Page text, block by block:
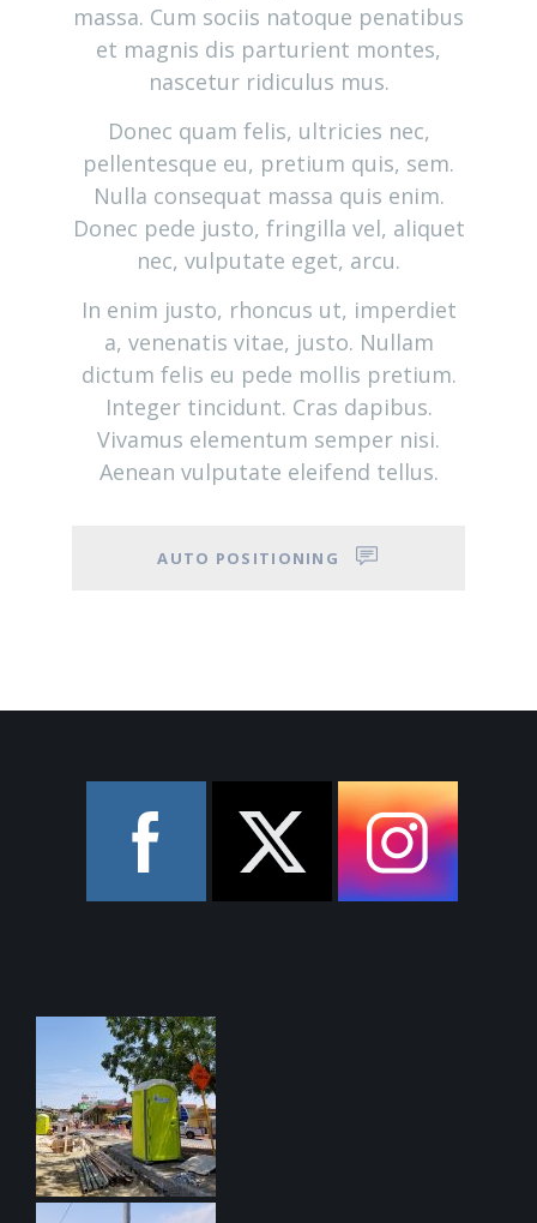
massa. Cum sociis natoque penatibus
et magnis dis parturient montes,
nascetur ridiculus mus.
Donec quam felis, ultricies nec,
pellentesque eu, pretium quis, sem.
Nulla consequat massa quis enim.
Donec pede justo, fringilla vel, aliquet
nec, vulputate eget, arcu.
In enim justo, rhoncus ut, imperdiet
a, venenatis vitae, justo. Nullam
dictum felis eu pede mollis pretium.
Integer tincidunt. Cras dapibus.
Vivamus elementum semper nisi.
Aenean vulputate eleifend tellus.
AUTO POSITIONING